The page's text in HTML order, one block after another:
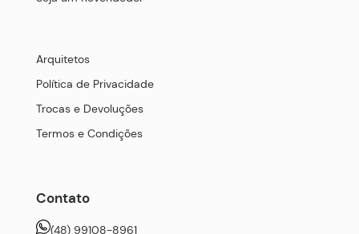
Arquitetos
Política de Privacidade
Trocas e Devoluções
Termos e Condições
Contato
(48) 99108-8961